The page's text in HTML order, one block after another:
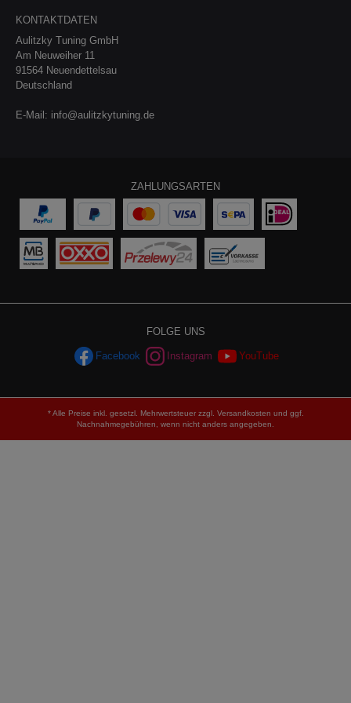
KONTAKTDATEN
Aulitzky Tuning GmbH
Am Neuweiher 11
91564 Neuendettelsau
Deutschland
E-Mail: info@aulitzkytuning.de
ZAHLUNGSARTEN
FOLGE UNS
Facebook Instagram YouTube
* Alle Preise inkl. gesetzl. Mehrwertsteuer zzgl. Versandkosten und ggf.
Nachnahmegebühren, wenn nicht anders angegeben.